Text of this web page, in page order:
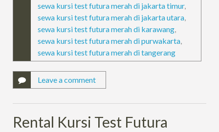
sewa kursi test futura merah di jakarta timur,
sewa kursi test futura merah di jakarta utara
sewa kursi test futura merah di karawang
sewa kursi test futura merah di purwakarta
sewa kursi test futura merah di tangerang
Leave a comment
Rental Kursi Test Futura